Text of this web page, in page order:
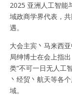
2025 亚洲人工智能
域政商学界代表，
遇。
大会主宾丶马来西
局绅博士在会上指
类“不可一日无人工
丶经贸丶航天等各
域。